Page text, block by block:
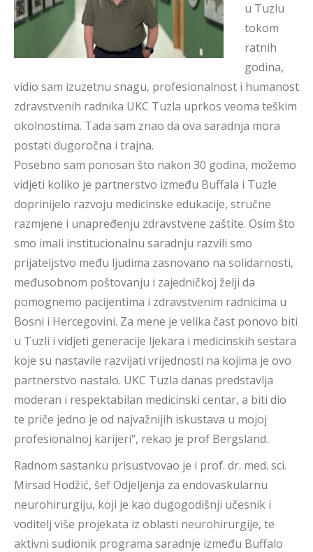
u Tuzlu
tokom
ratnih
godina,
vidio sam izuzetnu snagu, profesionalnost i humanost
zdravstvenih radnika UKC Tuzla uprkos veoma teškim
okolnostima. Tada sam znao da ova saradnja mora
postati dugoročna i trajna.
Posebno sam ponosan što nakon 30 godina, možemo
vidjeti koliko je partnerstvo između Buffala i Tuzle
doprinijelo razvoju medicinske edukacije, stručne
razmjene i unapređenju zdravstvene zaštite. Osim što
smo imali institucionalnu saradnju razvili smo
prijateljstvo među ljudima zasnovano na solidarnosti,
međusobnom poštovanju i zajedničkoj želji da
pomognemo pacijentima i zdravstvenim radnicima u
Bosni i Hercegovini. Za mene je velika čast ponovo biti
u Tuzli i vidjeti generacije ljekara i medicinskih sestara
koje su nastavile razvijati vrijednosti na kojima je ovo
partnerstvo nastalo. UKC Tuzla danas predstavlja
moderan i respektabilan medicinski centar, a biti dio
te priče jedno je od najvažnijih iskustava u mojoj
profesionalnoj karijeri“, rekao je prof Bergsland.
Radnom sastanku prisustvovao je i prof. dr. med. sci.
Mirsad Hodžić, šef Odjeljenja za endovaskularnu
neurohirurgiju, koji je kao dugogodišnji učesnik i
voditelj više projekata iz oblasti neurohirurgije, te
aktivni sudionik programa saradnje između Buffalo